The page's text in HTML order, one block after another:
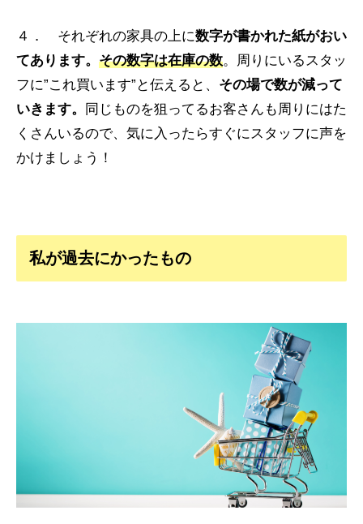
４． それぞれの家具の上に数字が書かれた紙がおい
てあります。 その数字は在庫の数。周りにいるスタッ
フに”これ買います”と伝えると、 その場で数が減って
いきます。
同じものを狙ってるお客さんも周りにはた
くさんいるので、気に入ったらすぐにスタッフに声を
かけましょう！
私が過去にかったもの